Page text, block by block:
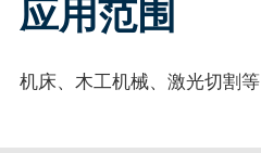
应用范围
机床、木工机械、激光切割等